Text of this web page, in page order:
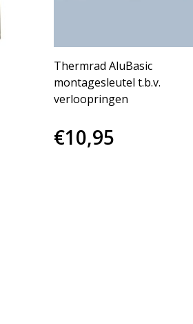
Thermrad AluBasic
montagesleutel t.b.v.
verloopringen
€10,95